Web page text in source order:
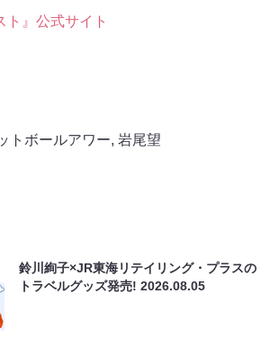
ト』公式サイト
トボールアワー, 岩尾望
鈴川絢子×JR東海リテイリング・プラスの
トラベルグッズ発売!2026.08.05